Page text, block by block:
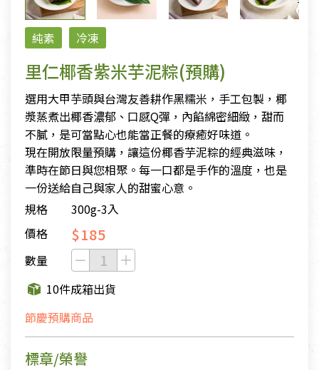
純素 冷凍
里仁椰香紫米芋泥粽(預購)
選用大甲芋頭與台灣友善耕作黑糯米，手工包製，椰
漿蒸煮出椰香濃郁、口感Q彈，內餡綿密細緻，甜而
不膩，是可當點心也能當正餐的療癒好味道。
現在開放限量預購，讓這份椰香芋泥粽的經典滋味，
準時在節日與您相聚。每一口都是手作的溫度，也是
一份送給自己與家人的甜蜜心意。
規格
300g-3入
價格
$185
數量
10件成箱出貨
節慶預購商品
標章/榮譽